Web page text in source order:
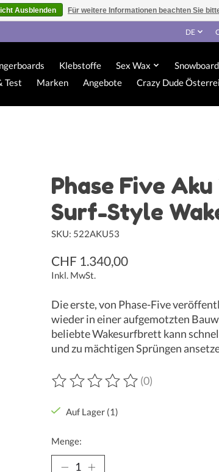
DE
Klebstoffe Sex Wax
Test Marken Angebote Crazy Dude
Phase Five
Surf-Style
SKU: 522AKU53
CHF 1.340,00
Inkl. MwSt.
Die erste, von Phase-Five
wieder in einer aufgemotzten
beliebte Wakesurfbrett kann
und zu mächtigen Sprüngen
Die Bewertung dieses Produkts ist
(0)
Auf Lager (1)
Menge:
Ausblenden Für weitere Informationen beachten Sie